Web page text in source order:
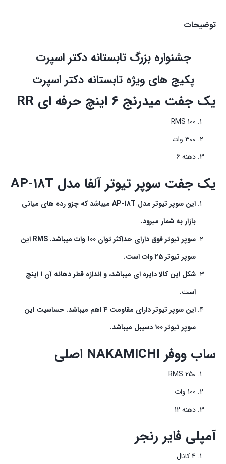
توضیحات
جشنواره بزرگ تابستانه دکتر اسپرت
پکیج های ویژه تابستانه دکتر اسپرت
یک جفت میدرنج 6 اینچ حرفه ای RR
100 RMS
300 وات
دهنه 6
یک جفت سوپر تیوتر آلفا مدل
این سوپر تیوتر مدل
AP-18T میباشد که چزو رده های میانی
بازار به شمار میرود.
سوپر تیوتر فوق دارای حداکثر توان 100 وات میباشد
. RMS این
سوپر تیوتر 25 وات است.
شکل این کالا دایره ای میباشد، و اندازه قطر دهانه آن ۱ اینچ
است.
این سوپر تیوتر دارای مقاومت ۴اهم میباشد. حساسیت این
سوپر تیوتر۱۰۰ دسیبل میباشد.
ساب ووفر NAKAMICHI اصلی
250 RMS
100 وات
دهنه 12
آمپلی فایر رنجر
4 کانال